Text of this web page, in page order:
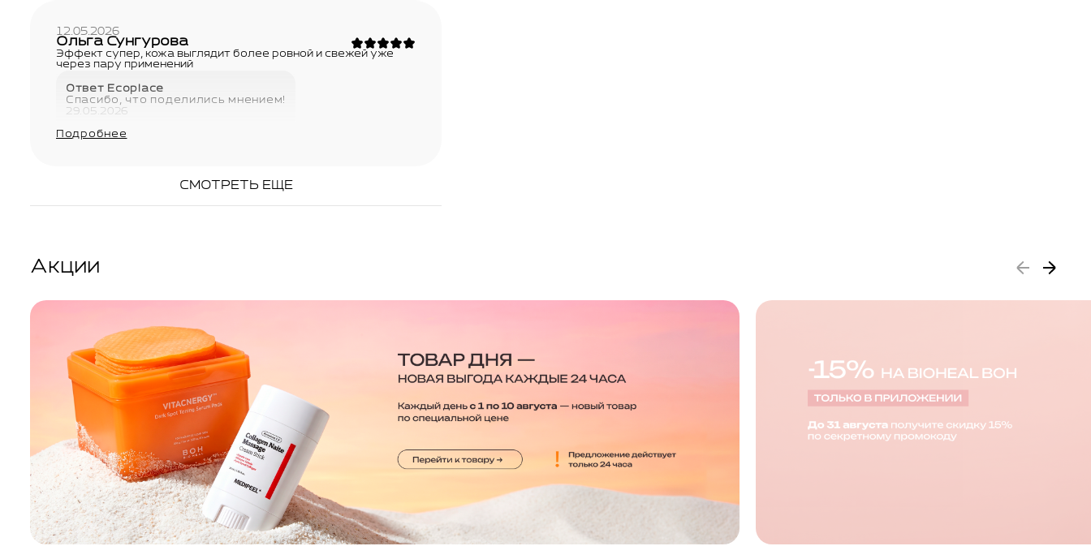
12.05.2026
Ольга Сунгурова
Эффект супер, кожа выглядит более ровной и свежей уже
через пару применений
Ответ Ecoplace
Спасибо, что поделились мнением!
29.05.2026
Подробнее
СМОТРЕТЬ ЕЩЕ
Акции